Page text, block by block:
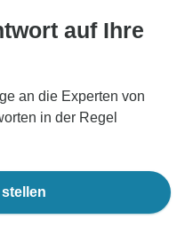
auf Ihre
an die Experten von
in der Regel
stellen